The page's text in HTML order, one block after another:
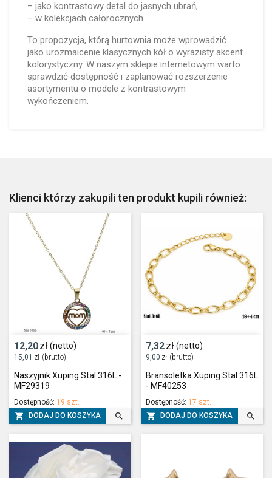
– jako kontrastowy detal do jasnych ubrań,
– w kolekcjach całorocznych.
To propozycja, którą hurtownia może wprowadzić
jako urozmaicenie klasycznych kół o wyrazisty akcent
kolorystyczny. W naszym sklepie internetowym warto
sprawdzić dostępność i zaplanować rozszerzenie
asortymentu o modele z kontrastowym
wykończeniem.
Klienci którzy zakupili ten produkt kupili również:
12,20zł (netto)
15,01 zł (brutto)
Naszyjnik Xuping Stal 316L -
MF29319
Dostępność: 19 szt.
 DODAJ DO KOSZYKA 
7,32zł (netto)
9,00 zł (brutto)
Bransoletka Xuping Stal 316L
- MF40253
Dostępność: 17 szt.
 DODAJ DO KOSZYKA 